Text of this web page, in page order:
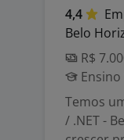
4,4
Belo
R$
Temos
/ .NET -